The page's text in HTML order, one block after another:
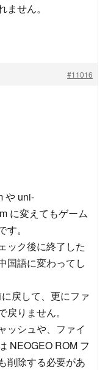
せん。
#11016
や uni-
に変えてもゲーム
。
ック後に終了した
国語に変わってし
戻して、更にファ
りません。
ッシュや、ファイ
NEOGEO ROM フ
削除する必要があ